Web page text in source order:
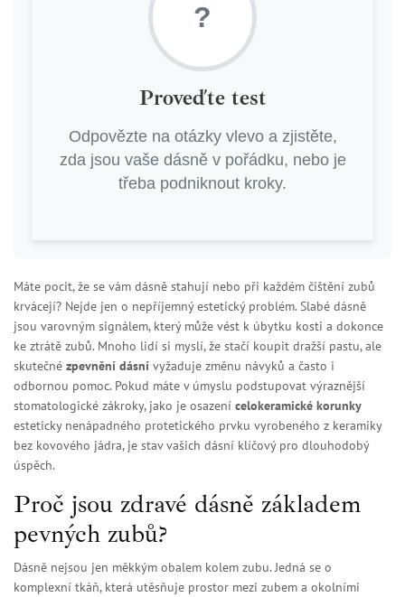
?
Proveďte test
Odpovězte na otázky vlevo a zjistěte,
zda jsou vaše dásně v pořádku, nebo je
třeba podniknout kroky.
Máte pocit, že se vám dásně stahují nebo při každém čištění zubů
krvácejí? Nejde jen o nepříjemný estetický problém. Slabé dásně
jsou varovným signálem, který může vést k úbytku kosti a dokonce
ke ztrátě zubů. Mnoho lidí si myslí, že stačí koupit dražší pastu, ale
skutečné zpevnění dásní vyžaduje změnu návyků a často i
odbornou pomoc. Pokud máte v úmyslu podstupovat výraznější
stomatologické zákroky, jako je osazení celokeramické korunky
esteticky nenápadného protetického prvku vyrobeného z keramiky
bez kovového jádra, je stav vašich dásní klíčový pro dlouhodobý
úspěch.
Proč jsou zdravé dásně základem
pevných zubů?
Dásně nejsou jen měkkým obalem kolem zubu. Jedná se o
komplexní tkáň, která utěsňuje prostor mezi zubem a okolními